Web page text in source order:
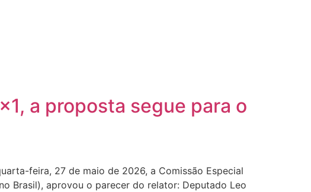
a proposta segue para o
feira, 27 de maio de 2026, a Comissão Especial
Brasil), aprovou o parecer do relator: Deputado Leo